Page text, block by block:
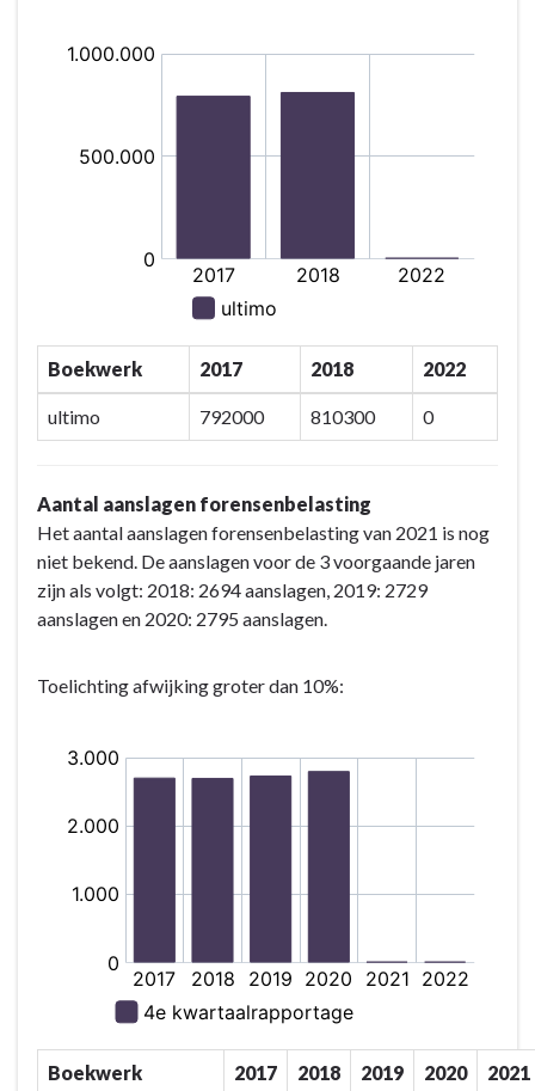
Boekwerk 2017 2018 2022
ultimo 792000 810300 0
Aantal aanslagen forensenbelasting
Het aantal aanslagen forensenbelasting van 2021 is nog
niet bekend. De aanslagen voor de 3 voorgaande jaren
zijn als volgt: 2018: 2694 aanslagen, 2019: 2729
aanslagen en 2020: 2795 aanslagen.
Toelichting afwijking groter dan 10%:
Boekwerk 2017 2018 2019 2020 2021